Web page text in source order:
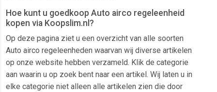
Hoe kunt u goedkoop Auto airco regeleenheid
kopen via Koopslim.nl?
Op deze pagina ziet u een overzicht van alle soorten
Auto airco regeleenheden waarvan wij diverse artikelen
op onze website hebben verzameld. Klik de categorie
aan waarin u op zoek bent naar een artikel. Wij laten u in
elke categorie niet alleen alle artikelen zien die door